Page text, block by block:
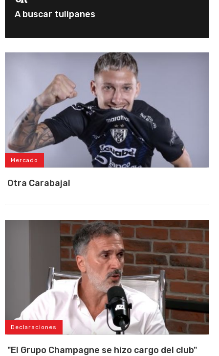
A buscar tulipanes
Mercado
Otra Carabajal
Declaraciones
"El Grupo Champagne se hizo cargo del club"